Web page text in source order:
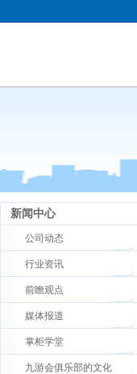
新闻中心
公司动态
行业资讯
前瞻观点
媒体报道
掌柜学堂
九游会俱乐部的文化